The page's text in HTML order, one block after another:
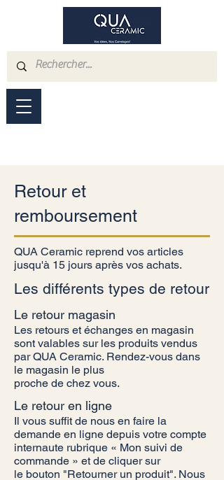
Retour et
remboursement
QUA Ceramic reprend vos articles
jusqu'à 15 jours après vos achats.
Les différents types de retour
Le retour magasin
Les retours et échanges en magasin
sont valables sur les produits vendus
par QUA Ceramic. Rendez-vous dans
le magasin le plus
proche de chez vous.
Le retour en ligne
Il vous suffit de nous en faire la
demande en ligne depuis votre compte
internaute rubrique « Mon suivi de
commande » et de cliquer sur
le bouton "Retourner un produit". Nous